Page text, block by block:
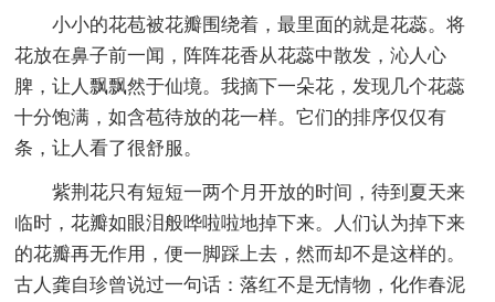
小小的花苞被花瓣围绕着，最里面的就是花蕊。将
花放在鼻子前一闻，阵阵花香从花蕊中散发，沁人心
脾，让人飘飘然于仙境。我摘下一朵花，发现几个花蕊
十分饱满，如含苞待放的花一样。它们的排序仅仅有
条，让人看了很舒服。
紫荆花只有短短一两个月开放的时间，待到夏天来
临时，花瓣如眼泪般哗啦啦地掉下来。人们认为掉下来
的花瓣再无作用，便一脚踩上去，然而却不是这样的。
古人龚自珍曾说过一句话：落红不是无情物，化作春泥